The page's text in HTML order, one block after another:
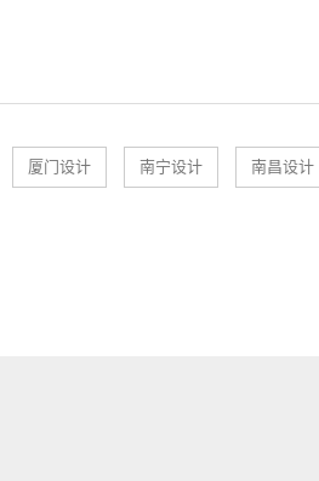
厦门设计 南宁设计 南昌设计